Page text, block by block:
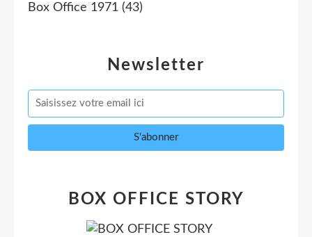
Newsletter
Box Office 1971 (43)
BOX OFFICE STORY